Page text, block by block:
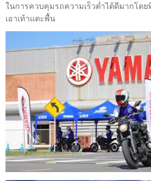
ในการควบคุมรถความเร็วต่ำได้ดีมากโด
เอาเท้าแตะพื้น